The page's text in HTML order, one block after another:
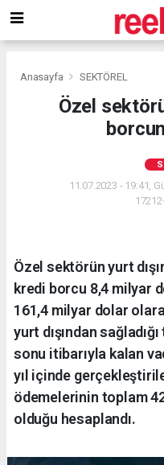
Anasayfa SEKTÖREL
Özel
11.07.2023 - 19:41,
Özel sektörün yurt
kredi borcu 8,4 milyar
161,4 milyar dolar
yurt dışından
sonu itibarıyla kalan
yıl içinde
ödemelerinin toplam
olduğu hesaplandı.